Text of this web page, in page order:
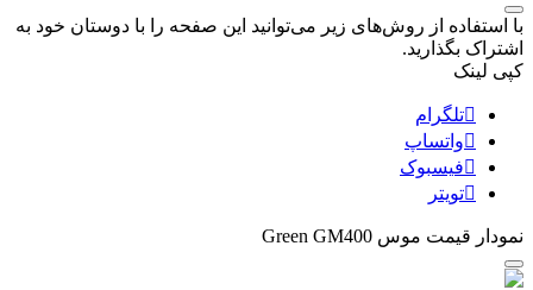
با استفاده از روش‌های زیر می‌توانید این صفحه را با دوستان خود به
اشتراک بگذارید.
کپی لینک
تلگرام
واتساپ
فیسبوک
تویتر
نمودار قیمت موس Green GM400